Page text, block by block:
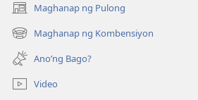
Maghanap ng Pulong
(may
bubukas
na
bagong
window)
Maghanap ng Kombensiyon
(may
bubukas
na
bagong
window)
Ano’ng Bago?
Video